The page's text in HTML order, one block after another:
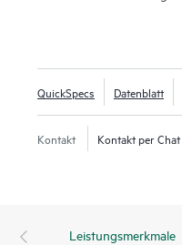
QuickSpecs Datenblatt
Kontakt Kontakt per Chat
Leistungsmerkmale